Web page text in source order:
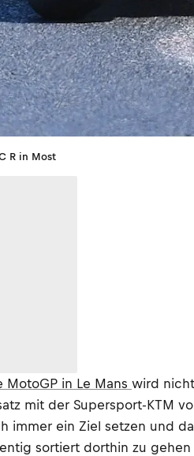
R in Most
MotoGP in Le Mans wird
mit der Supersport-KTM
immer ein Ziel setzen und
sortiert dorthin zu